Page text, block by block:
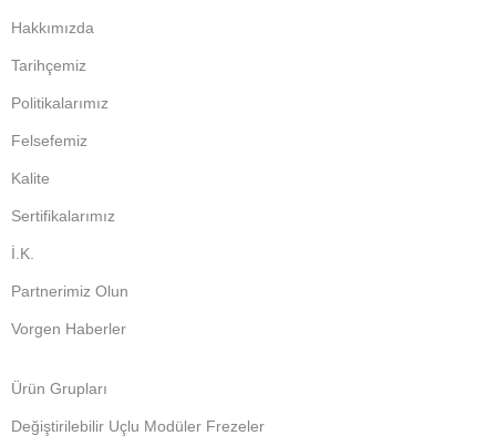
Hakkımızda
Tarihçemiz
Politikalarımız
Felsefemiz
Kalite
Sertifikalarımız
İ.K.
Partnerimiz Olun
Vorgen Haberler
Ürün Grupları
Değiştirilebilir Uçlu Modüler Frezeler